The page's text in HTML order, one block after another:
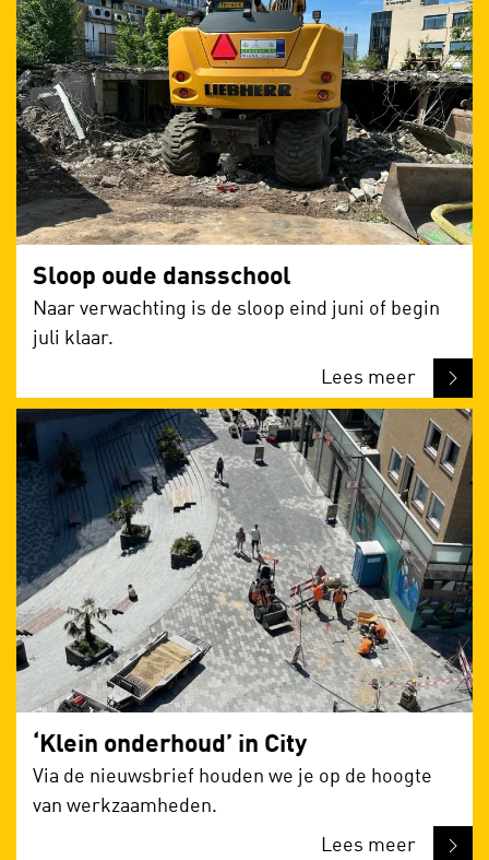
Sloop oude dansschool
Naar verwachting is de sloop eind juni of begin
juli klaar.
Lees meer
‘Klein onderhoud’ in City
Via de nieuwsbrief houden we je op de hoogte
van werkzaamheden.
Lees meer